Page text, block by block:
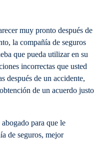
muy pronto después de
la compañía de seguros
que pueda utilizar en su
incorrectas que usted
después de un accidente,
de un acuerdo justo
para que le
de seguros, mejor